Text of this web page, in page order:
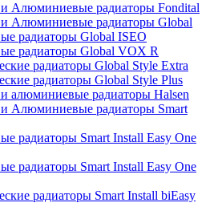
и Алюминиевые радиаторы Fondital
и Алюминиевые радиаторы Global
радиаторы Global ISEO
радиаторы Global VOX R
радиаторы Global Style Extra
радиаторы Global Style Plus
алюминиевые радиаторы Halsen
и Алюминиевые радиаторы Smart
радиаторы Smart Install Easy One
радиаторы Smart Install Easy One
радиаторы Smart Install biEasy